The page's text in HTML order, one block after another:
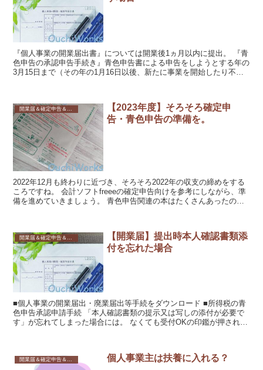
『個人事業の開業届出書』については開業後1ヵ月以内に提出。 『青
色申告の承認申告手続き』青色申告書による申告をしようとする年の
3月15日まで（その年の1月16日以後、新たに事業を開始したり不動
【2023年度】そろそろ確定申
告・青色申告の準備を。
2022年12月も終わりに近づき、そろそろ2022年の収支の締めをする
ころですね。 会計ソフトfreeeの確定申告向けを参考にしながら、準
備を進めていきましょう。 青色申告関連の本はたくさんあったので
開業届＆確定申告＆書類関係
【開業届】提出時本人確認書類添
付を忘れた場合
■個人事業の開業届出・廃業届出等手続をダウンロード ■所得税の青
色申告承認申請手続 「本人確認書類の提示又は写しの添付が必要で
す」が忘れてしまった場合には。 なくても受付OKの印鑑が押された
個人事業主は扶養に入れる？